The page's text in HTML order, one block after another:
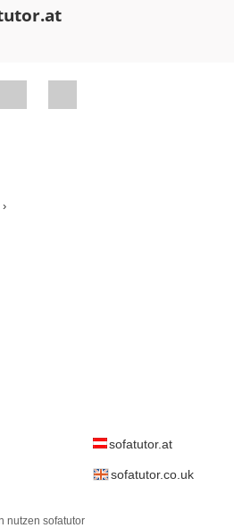
sofatutor.at
sofatutor.co.uk
nutzen sofatutor